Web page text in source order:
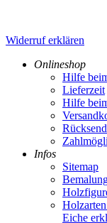
Widerruf erklären
Onlineshop
Hilfe
Lieferzeit
Hilfe
Infos
Sitemap
Eiche